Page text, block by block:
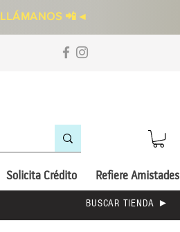
LLÁMANOS 📲 ◄
Solicita Crédito Refiere Amistades
BUSCAR TIENDA ►